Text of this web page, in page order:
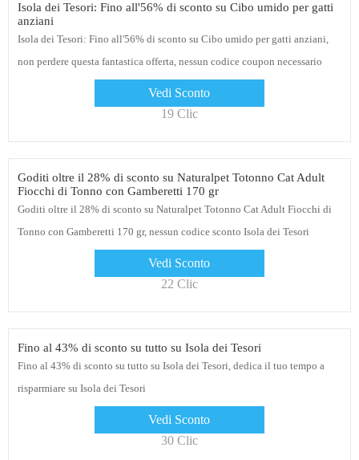
Isola dei Tesori: Fino all'56% di sconto su Cibo umido per gatti
anziani
Isola dei Tesori: Fino all'56% di sconto su Cibo umido per gatti anziani,
non perdere questa fantastica offerta, nessun codice coupon necessario
Vedi Sconto
19 Clic
Goditi oltre il 28% di sconto su Naturalpet Totonno Cat Adult
Fiocchi di Tonno con Gamberetti 170 gr
Goditi oltre il 28% di sconto su Naturalpet Totonno Cat Adult Fiocchi di
Tonno con Gamberetti 170 gr, nessun codice sconto Isola dei Tesori
Vedi Sconto
22 Clic
Fino al 43% di sconto su tutto su Isola dei Tesori
Fino al 43% di sconto su tutto su Isola dei Tesori, dedica il tuo tempo a
risparmiare su Isola dei Tesori
Vedi Sconto
30 Clic